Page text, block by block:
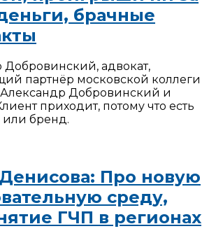
брачные
Добровинский, адвокат,
партнёр московской коллеги
Александр Добровинский и
приходит, потому что есть
или бренд.
Про новую
среду,
ГЧП в регионах